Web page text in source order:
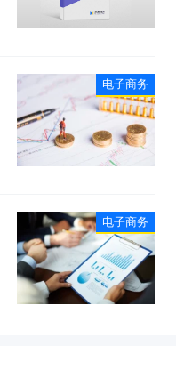
电子商务
电子商务